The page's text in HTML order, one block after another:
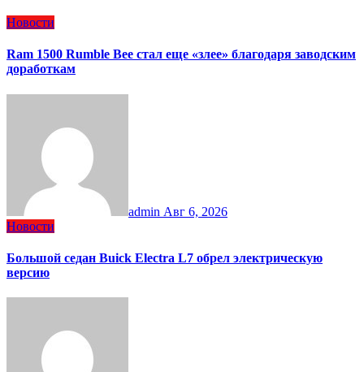
Новости
Ram 1500 Rumble Bee стал еще «злее» благодаря заводским
доработкам
admin Авг 6, 2026
Новости
Большой седан Buick Electra L7 обрел электрическую
версию